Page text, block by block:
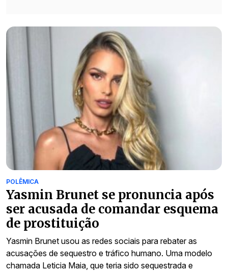
POLÊMICA
Yasmin Brunet se pronuncia após
ser acusada de comandar esquema
de prostituição
Yasmin Brunet usou as redes sociais para rebater as
acusações de sequestro e tráfico humano. Uma modelo
chamada Leticia Maia, que teria sido sequestrada e